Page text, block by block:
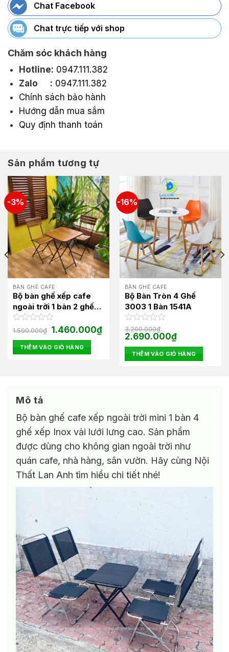
Chat Facebook
Chat trực tiếp với shop
Chăm sóc khách hàng
Hotline: 0947.111.382
Zalo : 0947.111.382
Chính sách bảo hành
Hướng dẫn mua sắm
Quy định thanh toán
Sản phẩm tương tự
-3%
BÀN GHẾ CAFE
Bộ bàn ghế xếp cafe
ngoài trời 1 bàn 2 ghế
chân sắt cao BBCF16
Được
hạng
0
1.500.000₫ Giá
gốc
là:
1.500.000₫.
1.460.000₫Giá
hiện
1.460.000₫.
THÊM VÀO GIỎ HÀNG
-16%
BÀN GHẾ CAFE
Bộ Bàn Tròn 4 Ghế
3003 1 Bàn 1541A
Được
xếp
hạng
0
5
3.200.000₫
Giá
gốc
là:
3.200.000₫.
2.690.000₫Giá
hiện
tại
là:
2.690.000₫.
THÊM VÀO GIỎ HÀNG
Mô tả
Bộ bàn ghế cafe xếp ngoài trời mini 1 bàn 4
ghế xếp Inox vải lưới lưng cao. Sản phẩm
được dùng cho không gian ngoài trời như
quán cafe, nhà hàng, sân vườn. Hãy cùng Nội
Thất Lan Anh tìm hiểu chi tiết nhé!